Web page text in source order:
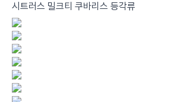
시트러스 밀크티 쿠바리스 등각류